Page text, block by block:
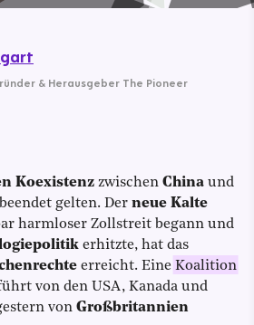
Koexistenz zwischen China und
gelten. Der neue Kalte
harmloser Zollstreit begann und
erhitzte, hat das
erreicht. Eine Koalition
von den USA, Kanada und
von Großbritannien
& Herausgeber The Pioneer